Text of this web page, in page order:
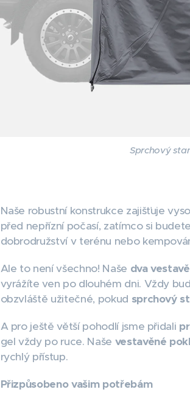
Sprchový
Naše robustní konstrukce zajišťuje
před nepřízní počasí, zatímco si
dobrodružství v terénu nebo
Ale to není všechno! Naše dva
vyrážíte ven po dlouhém dni. Vždy
obzvláště užitečné, pokud sprchový
A pro ještě větší pohodlí jsme přidali
gel vždy po ruce. Naše vestavěné
rychlý přístup.
Přizpůsobeno vašim potřebám